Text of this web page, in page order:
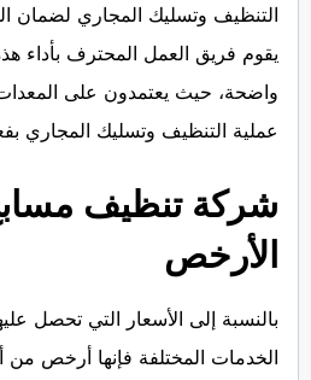
التنظيف وتسليك المجاري لضمان
يقوم فريق العمل المحترف بأداء
واضحة، حيث يعتمدون على
عملية التنظيف وتسليك المجاري
شركة تنظيف
الأرخص
بالنسبة إلى الأسعار التي تحصل
الخدمات المختلفة فإنها أرخص